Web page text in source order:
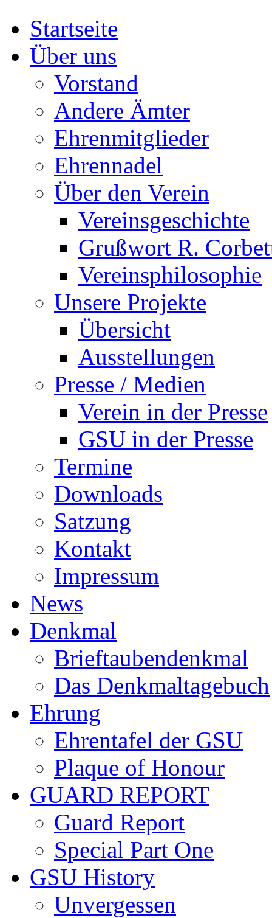
Startseite
Über uns
Vorstand
Andere Ämter
Ehrenmitglieder
Ehrennadel
Über den Verein
Vereinsgeschichte
Grußwort R.
Vereinsphilosophie
Unsere Projekte
Übersicht
Ausstellungen
Presse / Medien
Verein in der Presse
GSU in der Presse
Termine
Downloads
Satzung
Kontakt
Impressum
News
Denkmal
Brieftaubendenkmal
Das Denkmaltagebuch
Ehrung
Ehrentafel der GSU
Plaque of Honour
GUARD REPORT
Guard Report
Special Part One
GSU History
Unvergessen